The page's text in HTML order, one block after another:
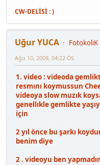
CW-DELİSİ : )
Uğur YUCA
FotokoliK
Ağu 10, 2009, 04:22 ÖS
1. video : videoda
resmını koymussun
videoya slow muzık
genellıkle gemlikte
için
2 yıl önce bu şarkı
benim diye
2 . videoyu ben